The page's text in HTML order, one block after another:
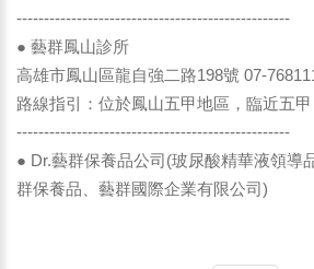
--------------------------------------------------
● 藝群鳳山診所
高雄市鳳山區龍自強二路198號 07-
路線指引：位於鳳山五甲地區，臨近五甲
--------------------------------------------------
● Dr.藝群保養品公司(玻尿酸精華液領導
群保養品、藝群國際企業有限公司)